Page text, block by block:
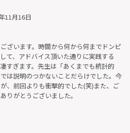
11月16日
ざいます。時間から何から何までドンピ
て、アドバイス頂いた通りに実践する
すぎます。先生は「あくまでも統計的
は説明のつかないことだらけでした。今
、前回よりも衝撃的でした(笑)また、ご
りがとうございました。